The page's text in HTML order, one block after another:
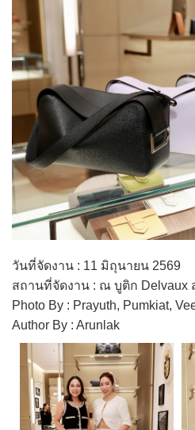
วันที่จัดงาน : 11 มิถุนายน 2569
สถานที่จัดงาน : ณ บูติก Delvaux
Photo By : Prayuth, Pumkiat,
Author By : Arunlak